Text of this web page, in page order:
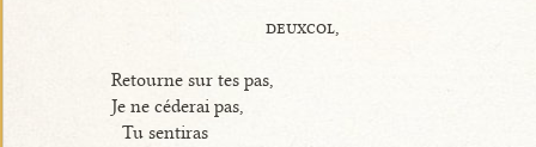
deuxcol,
Retourne sur tes pas,
Je ne céderai pas,
Tu sentiras